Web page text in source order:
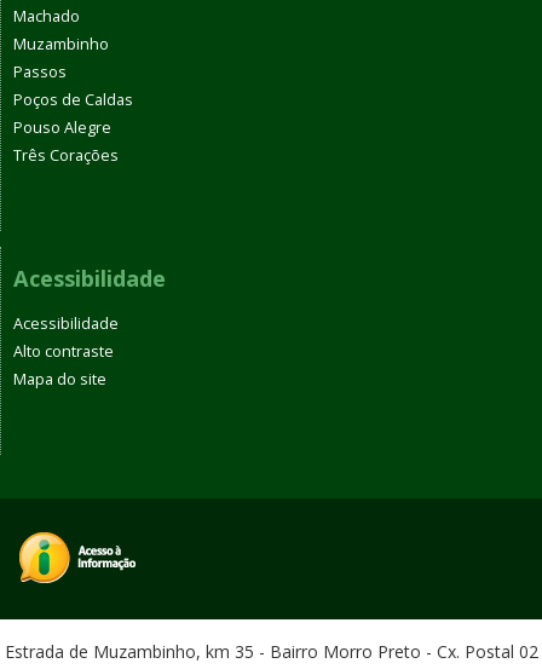
Machado
Muzambinho
Passos
Poços de Caldas
Pouso Alegre
Três Corações
Acessibilidade
Acessibilidade
Alto contraste
Mapa do site
Estrada de Muzambinho, km 35 - Bairro Morro Preto - Cx. Postal 02